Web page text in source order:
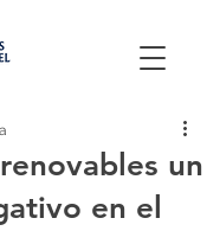
un
en el